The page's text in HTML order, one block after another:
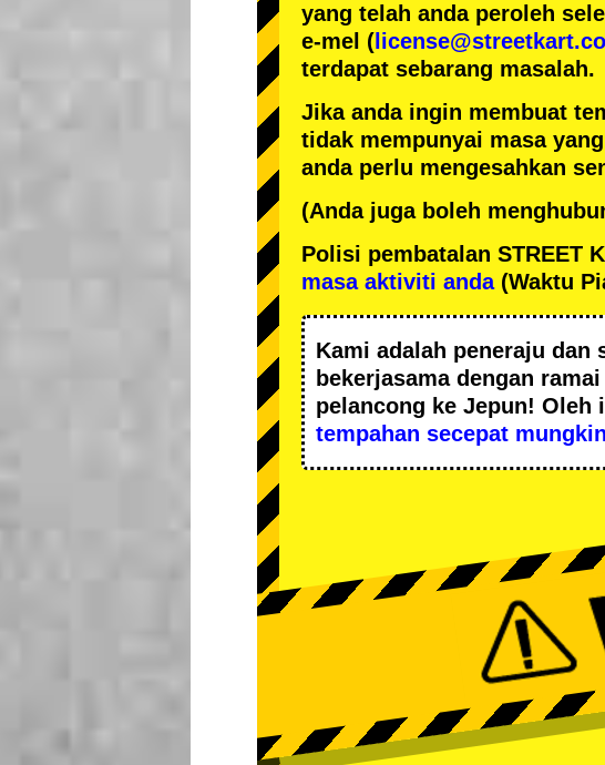
yang telah anda peroleh
e-mel (
terdapat sebarang masalah.
Jika anda ingin membuat
tidak mempunyai masa
anda perlu mengesahkan
(Anda juga boleh
Polisi pembatalan STREET
masa aktiviti anda(Waktu
Kami adalah peneraju dan
bekerjasama dengan
pelancong ke Jepun! Oleh
tempahan secepat